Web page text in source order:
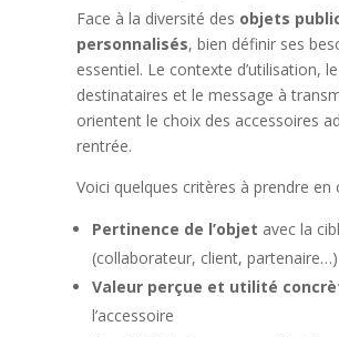
Face à la diversité des objets
personnalisés, bien définir ses
essentiel. Le contexte d’utilisation,
destinataires et le message à
orientent le choix des accessoires
rentrée.
Voici quelques critères à prendre en
Pertinence de l’objet avec la
(collaborateur, client, partenaire…)
Valeur perçue et utilité
l’accessoire